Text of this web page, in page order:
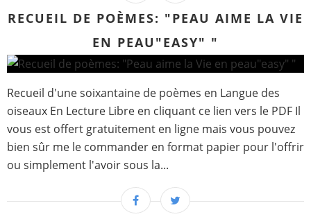
RECUEIL DE POÈMES: "PEAU AIME LA VIE
EN PEAU"EASY" "
Recueil d'une soixantaine de poèmes en Langue des
oiseaux En Lecture Libre en cliquant ce lien vers le PDF Il
vous est offert gratuitement en ligne mais vous pouvez
bien sûr me le commander en format papier pour l'offrir
ou simplement l'avoir sous la...